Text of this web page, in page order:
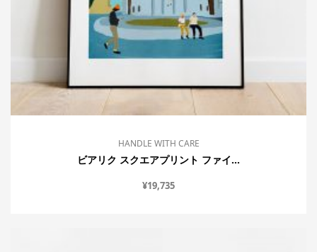
HANDLE WITH CARE
ビアリク スクエアプリント ファイ...
¥19,735